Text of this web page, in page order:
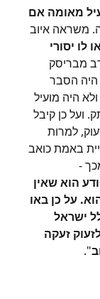
מאומה אם
משראה איוב
לו יסורי
מבריסק
היה הסבר
היה מועיל
ועל כן קיבל
למרות
באמת כואב
-
הוא שאין
על כן באו
ישראל
זעקה
".